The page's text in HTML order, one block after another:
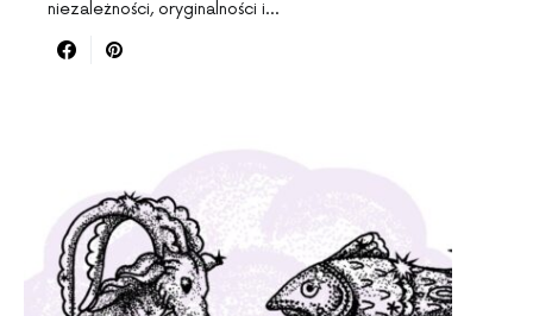
niezależności, oryginalności i…